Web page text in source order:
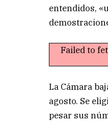
entendidos,
Failed to
La Cámara
agosto. Se
pesar sus